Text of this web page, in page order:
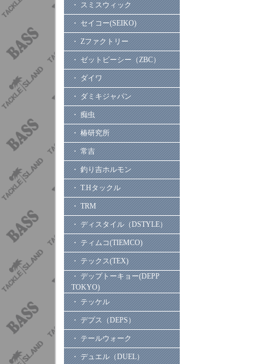
・ スミスウィック
・ セイコー(SEIKO)
・ Zファクトリー
・ ゼットビーシー（ZBC）
・ ダイワ
・ ダミキジャパン
・ 痴虫
・ 椿研究所
・ 常吉
・ 釣り吉ホルモン
・ T.Hタックル
・ TRM
・ ディスタイル（DSTYLE）
・ ティムコ(TIEMCO)
・ テックス(TEX)
・ デップトーキョー(DEPP
TOKYO)
・ テッケル
・ デプス（DEPS）
・ テールウォーク
・ デュエル（DUEL）